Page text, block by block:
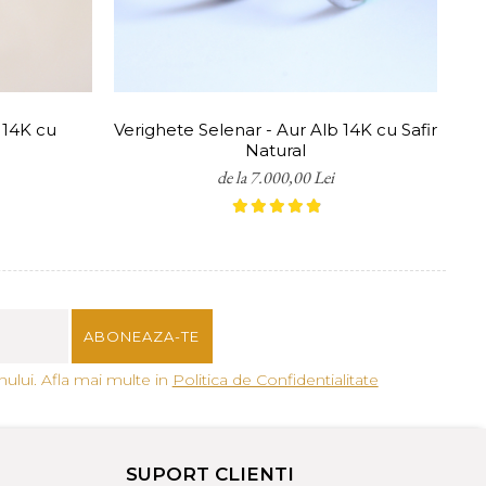
a unei pietre, oferim servicii
cu
Verighete Selenar - Aur Alb 14K cu Safir
Natural
de la 7.000,00 Lei
Afla mai multe in Politica de Confidentialitate
SUPORT CLIENTI